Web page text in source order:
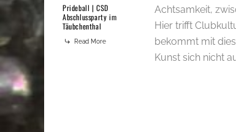
Prideball | CSD
Abschlussparty im
Täubchenthal
Read More
Achtsamkeit,
Hier trifft
bekommt mit
Kunst sich nicht